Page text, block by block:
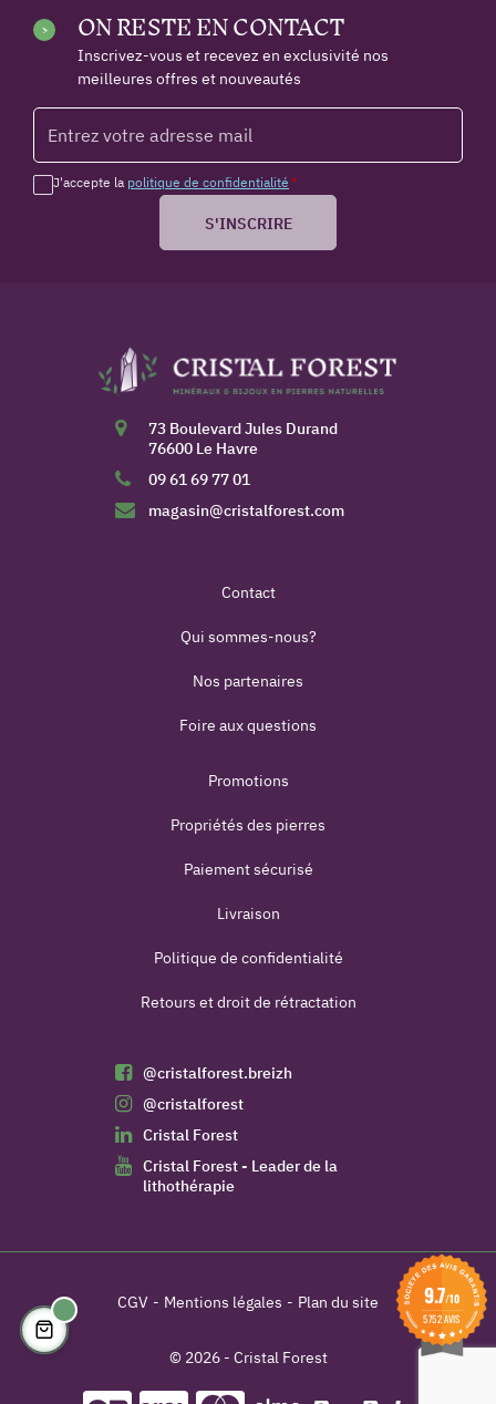
ON RESTE EN CONTACT
Inscrivez-vous et recevez en exclusivité nos
meilleures offres et nouveautés
J'accepte la politique de confidentialité *
S'INSCRIRE
73 Boulevard Jules Durand
76600 Le Havre
09 61 69 77 01
magasin@cristalforest.com
Contact
Qui sommes-nous?
Nos partenaires
Foire aux questions
Promotions
Propriétés des pierres
Paiement sécurisé
Livraison
Politique de confidentialité
Retours et droit de rétractation
@cristalforest.breizh
@cristalforest
Cristal Forest
Cristal Forest - Leader de la
lithothérapie
CGV Mentions légales Plan du site
© 2026 - Cristal Forest
9.7/10
5752 AVIS